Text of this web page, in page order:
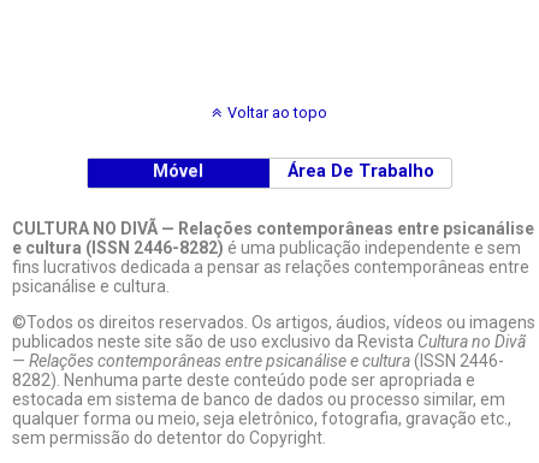
Voltar ao topo
Móvel Área De Trabalho
CULTURA NO DIVÃ — Relações contemporâneas entre psicanálise
e cultura (ISSN 2446-8282) é uma publicação independente e sem
fins lucrativos dedicada a pensar as relações contemporâneas entre
psicanálise e cultura.
©Todos os direitos reservados. Os artigos, áudios, vídeos ou imagens
publicados neste site são de uso exclusivo da Revista Cultura no Divã
— Relações contemporâneas entre psicanálise e cultura(ISSN 2446-
8282). Nenhuma parte deste conteúdo pode ser apropriada e
estocada em sistema de banco de dados ou processo similar, em
qualquer forma ou meio, seja eletrônico, fotografia, gravação etc.,
sem permissão do detentor do Copyright.